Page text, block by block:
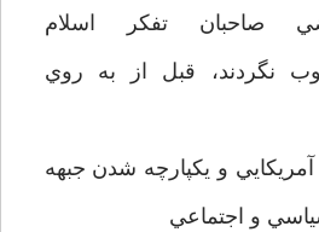
صاحبان تفكر اسلام
نگردند، قبل از به روي
و يكپارچه شدن جبهه
و اجتماعي